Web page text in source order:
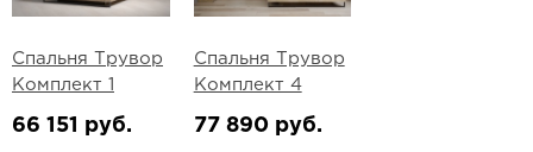
Спальня Трувор
Комплект 1
66 151 руб.
Спальня Трувор
Комплект 4
77 890 руб.